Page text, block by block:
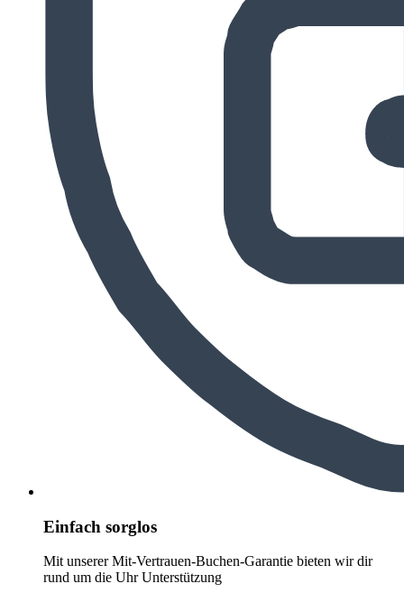
Einfach sorglos
Mit unserer Mit-Vertrauen-Buchen-Garantie bieten wir dir
rund um die Uhr Unterstützung